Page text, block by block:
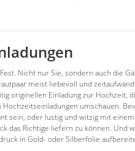
Nicht nur Sie, sondern auch die
meist liebevoll und
originellen Einladung zur Hochzeit,
umschauen.
sein, oder lustig und witzig mit einem
das Richtige liefern zu können. Und
in Gold- oder Silberfolie